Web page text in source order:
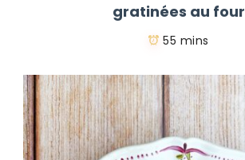
gratinées au four
55 mins